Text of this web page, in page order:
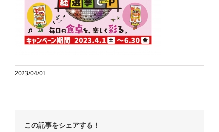
2023/04/01
この記事をシェアする！